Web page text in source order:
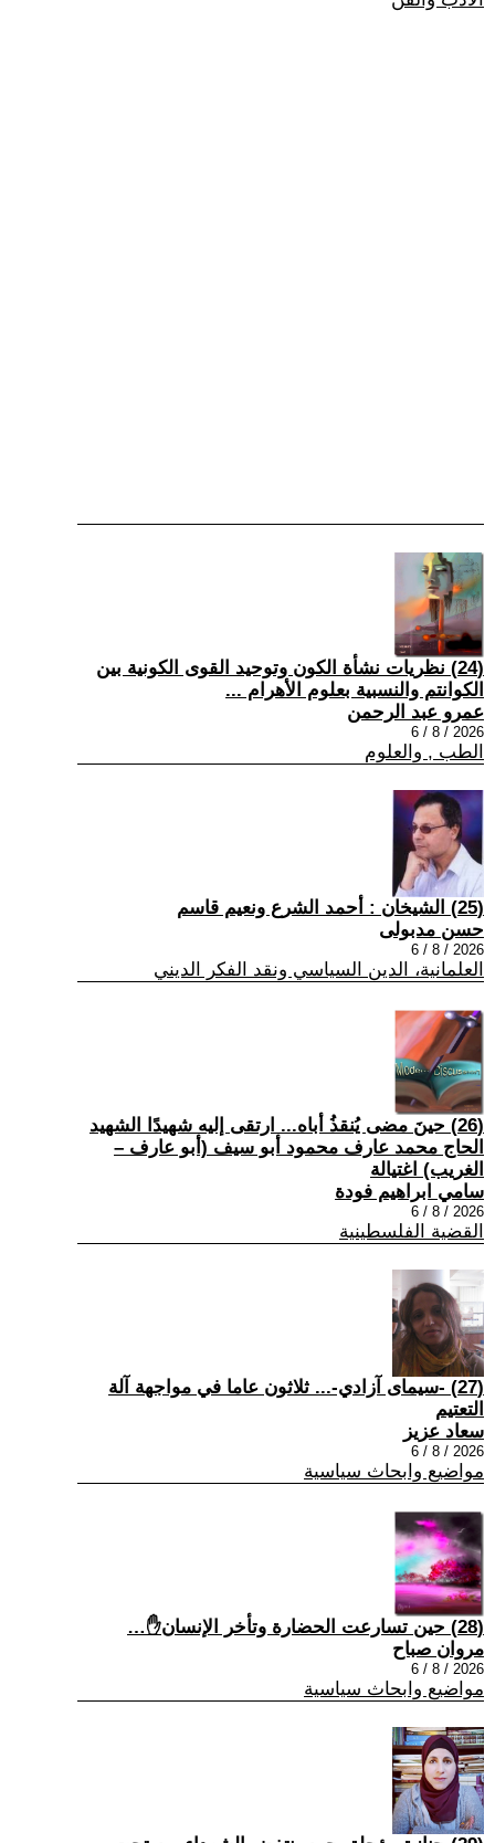
(24) نظريات نشأة الكون وتوحيد القوى الكونية بين
الكوانتم والنسبية بعلوم الأهرام ...
عمرو عبد الرحمن
2026 / 8 / 6
الطب , والعلوم
(25) الشيخان : أحمد الشرع ونعيم قاسم
حسن مدبولى
2026 / 8 / 6
العلمانية، الدين السياسي ونقد الفكر الديني
(26) حينَ مضى يُنقذُ أباه... ارتقى إليه شهيدًا الشهيد
الحاج محمد عارف محمود أبو سيف (أبو عارف –
الغريب) اغتيالة
سامي ابراهيم فودة
2026 / 8 / 6
القضية الفلسطينية
(27) -سيمای آزادي-... ثلاثون عاما في مواجهة آلة
التعتيم
سعاد عزيز
2026 / 8 / 6
مواضيع وابحاث سياسية
(28) حين تسارعت الحضارة وتأخر الإنسان✋…
مروان صباح
2026 / 8 / 6
مواضيع وابحاث سياسية